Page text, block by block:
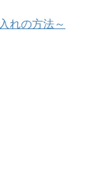
れの方法～